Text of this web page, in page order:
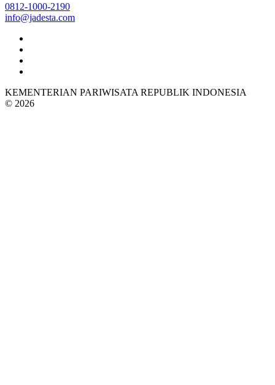
0812-1000-2190
info@jadesta.com
KEMENTERIAN PARIWISATA REPUBLIK INDONESIA
© 2026